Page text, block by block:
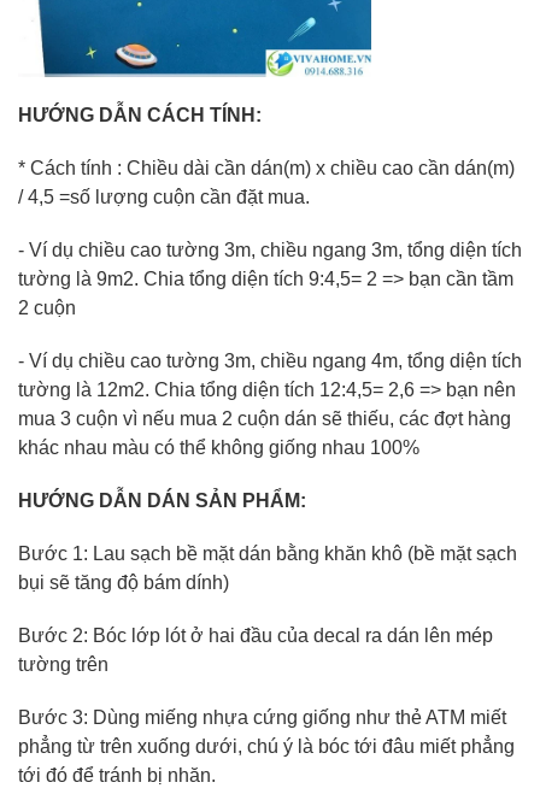
HƯỚNG DẪN CÁCH TÍNH:
* Cách tính : Chiều dài cần dán(m) x chiều cao cần dán(m)
/ 4,5 =số lượng cuộn cần đặt mua.
- Ví dụ chiều cao tường 3m, chiều ngang 3m, tổng diện tích
tường là 9m2. Chia tổng diện tích 9:4,5= 2 => bạn cần tầm
2 cuộn
- Ví dụ chiều cao tường 3m, chiều ngang 4m, tổng diện tích
tường là 12m2. Chia tổng diện tích 12:4,5= 2,6 => bạn nên
mua 3 cuộn vì nếu mua 2 cuộn dán sẽ thiếu, các đợt hàng
khác nhau màu có thể không giống nhau 100%
HƯỚNG DẪN DÁN SẢN PHẨM:
Bước 1: Lau sạch bề mặt dán bằng khăn khô (bề mặt sạch
bụi sẽ tăng độ bám dính)
Bước 2: Bóc lớp lót ở hai đầu của decal ra dán lên mép
tường trên
Bước 3: Dùng miếng nhựa cứng giống như thẻ ATM miết
phẳng từ trên xuống dưới, chú ý là bóc tới đâu miết phẳng
tới đó để tránh bị nhăn.